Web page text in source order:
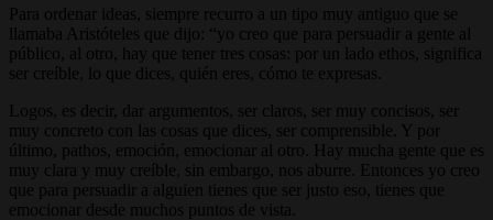
Para ordenar ideas, siempre recurro a un tipo muy antiguo que se
llamaba Aristóteles que dijo: “yo creo que para persuadir a gente al
público, al otro, hay que tener tres cosas: por un lado ethos, significa
ser creíble, lo que dices, quién eres, cómo te expresas.
Logos, es decir, dar argumentos, ser claros, ser muy concisos, ser
muy concreto con las cosas que dices, ser comprensible. Y por
último, pathos, emoción, emocionar al otro. Hay mucha gente que es
muy clara y muy creíble, sin embargo, nos aburre. Entonces yo creo
que para persuadir a alguien tienes que ser justo eso, tienes que
emocionar desde muchos puntos de vista.